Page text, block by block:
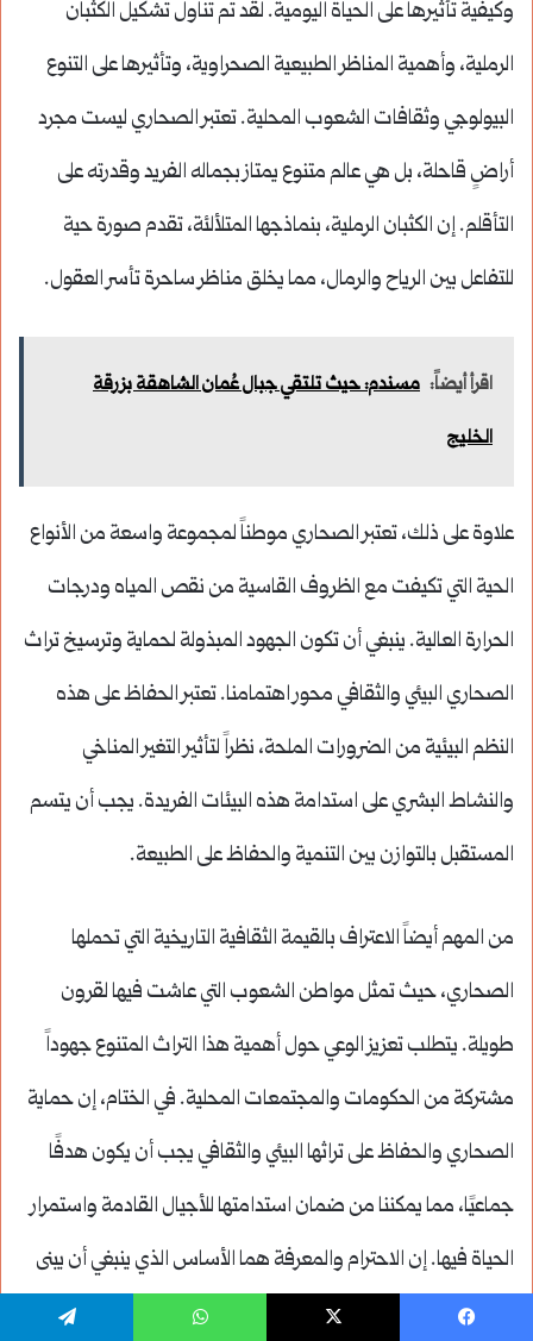
وكيفية تأثيرها على الحياة اليومية. لقد تم تناول تشكيل الكثبان
الرملية، وأهمية المناظر الطبيعية الصحراوية، وتأثيرها على التنوع
البيولوجي وثقافات الشعوب المحلية. تعتبر الصحاري ليست مجرد
أراضٍ قاحلة، بل هي عالم متنوع يمتاز بجماله الفريد وقدرته على
التأقلم. إن الكثبان الرملية، بنماذجها المتلألئة، تقدم صورة حية
للتفاعل بين الرياح والرمال، مما يخلق مناظر ساحرة تأسر العقول.
اقرأ أيضاً: مسندم: حيث تلتقي جبال عُمان الشاهقة بزرقة
الخليج
علاوة على ذلك، تعتبر الصحاري موطناً لمجموعة واسعة من الأنواع
الحية التي تكيفت مع الظروف القاسية من نقص المياه ودرجات
الحرارة العالية. ينبغي أن تكون الجهود المبذولة لحماية وترسيخ تراث
الصحاري البيئي والثقافي محور اهتمامنا. تعتبر الحفاظ على هذه
النظم البيئية من الضرورات الملحة، نظراً لتأثير التغير المناخي
والنشاط البشري على استدامة هذه البيئات الفريدة. يجب أن يتسم
المستقبل بالتوازن بين التنمية والحفاظ على الطبيعة.
من المهم أيضاً الاعتراف بالقيمة الثقافية التاريخية التي تحملها
الصحاري، حيث تمثل مواطن الشعوب التي عاشت فيها لقرون
طويلة. يتطلب تعزيز الوعي حول أهمية هذا التراث المتنوع جهوداً
مشتركة من الحكومات والمجتمعات المحلية. في الختام، إن حماية
الصحاري والحفاظ على تراثها البيئي والثقافي يجب أن يكون هدفًا
جماعيًا، مما يمكننا من ضمان استدامتها للأجيال القادمة واستمرار
الحياة فيها. إن الاحترام والمعرفة هما الأساس الذي ينبغي أن يبنى
عليه مستقبل الصحاري.